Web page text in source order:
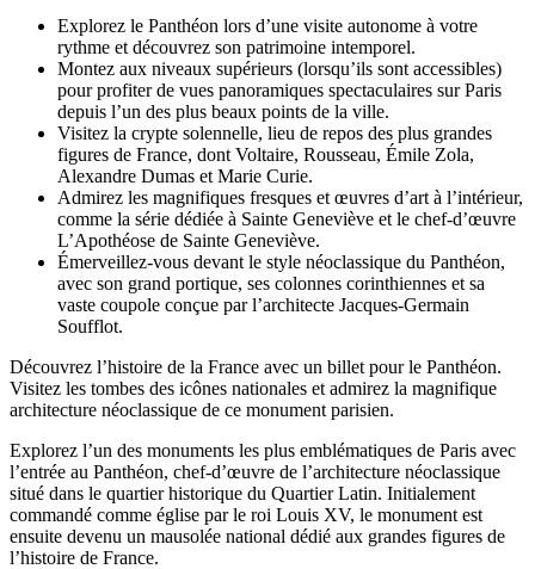
Explorez le Panthéon lors d’une visite autonome à votre
rythme et découvrez son patrimoine intemporel.
Montez aux niveaux supérieurs (lorsqu’ils sont accessibles)
pour profiter de vues panoramiques spectaculaires sur Paris
depuis l’un des plus beaux points de la ville.
Visitez la crypte solennelle, lieu de repos des plus grandes
figures de France, dont Voltaire, Rousseau, Émile Zola,
Alexandre Dumas et Marie Curie.
Admirez les magnifiques fresques et œuvres d’art à l’intérieur,
comme la série dédiée à Sainte Geneviève et le chef-d’œuvre
L’Apothéose de Sainte Geneviève.
Émerveillez-vous devant le style néoclassique du Panthéon,
avec son grand portique, ses colonnes corinthiennes et sa
vaste coupole conçue par l’architecte Jacques-Germain
Soufflot.
Découvrez l’histoire de la France avec un billet pour le Panthéon.
Visitez les tombes des icônes nationales et admirez la magnifique
architecture néoclassique de ce monument parisien.
Explorez l’un des monuments les plus emblématiques de Paris avec
l’entrée au Panthéon, chef-d’œuvre de l’architecture néoclassique
situé dans le quartier historique du Quartier Latin. Initialement
commandé comme église par le roi Louis XV, le monument est
ensuite devenu un mausolée national dédié aux grandes figures de
l’histoire de France.